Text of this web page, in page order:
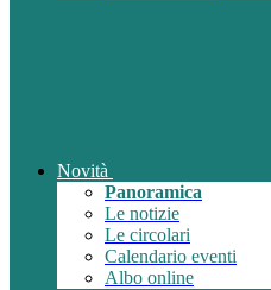
Novità
Panoramica
Le notizie
Le circolari
Calendario eventi
Albo online